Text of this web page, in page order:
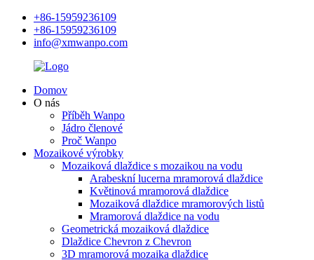
+86-15959236109
+86-15959236109
info@xmwanpo.com
Domov
O nás
Příběh Wanpo
Jádro členové
Proč Wanpo
Mozaikové výrobky
Mozaiková dlaždice s mozaikou na vodu
Arabeskní lucerna mramorová dlaždice
Květinová mramorová dlaždice
Mozaiková dlaždice mramorových listů
Mramorová dlaždice na vodu
Geometrická mozaiková dlaždice
Dlaždice Chevron z Chevron
3D mramorová mozaika dlaždice